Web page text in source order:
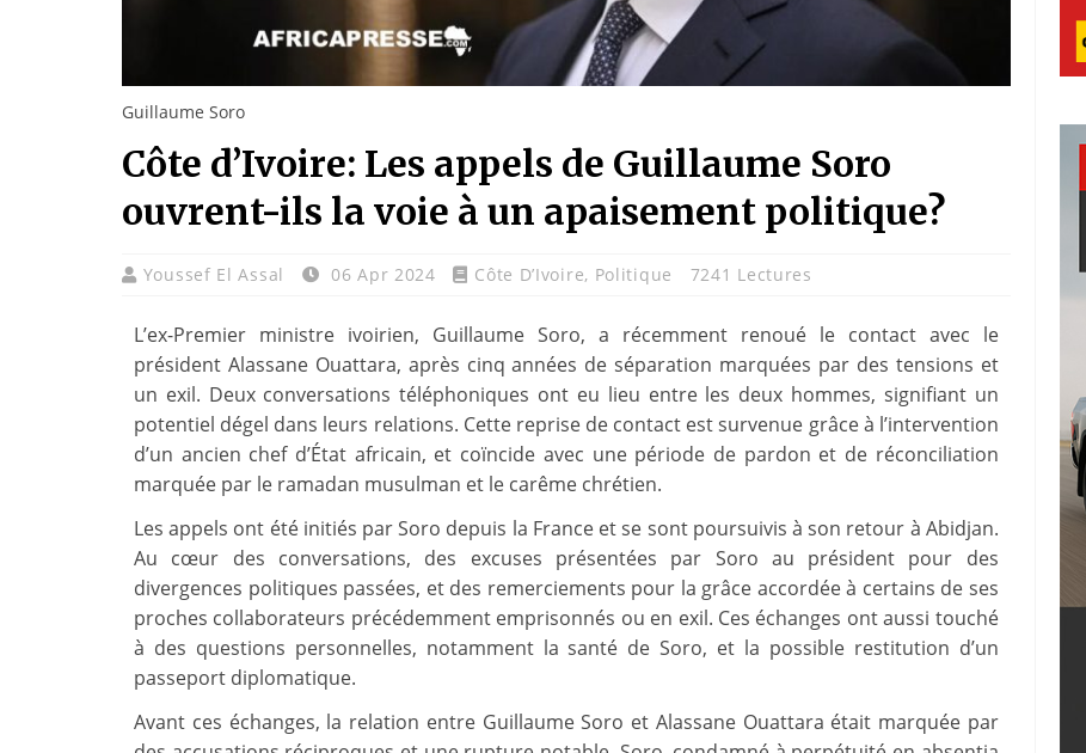
Guillaume Soro
Côte d’Ivoire: Les appels de Guillaume Soro
ouvrent-ils la voie à un apaisement politique?
Youssef El Assal 06 Apr 2024 Côte D’Ivoire, Politique 7241 Lectures
L’ex-Premier ministre ivoirien, Guillaume Soro, a récemment renoué le contact avec le
président Alassane Ouattara, après cinq années de séparation marquées par des tensions et
un exil. Deux conversations téléphoniques ont eu lieu entre les deux hommes, signifiant un
potentiel dégel dans leurs relations. Cette reprise de contact est survenue grâce à l’intervention
d’un ancien chef d’État africain, et coïncide avec une période de pardon et de réconciliation
marquée par le ramadan musulman et le carême chrétien.
Les appels ont été initiés par Soro depuis la France et se sont poursuivis à son retour à Abidjan.
Au cœur des conversations, des excuses présentées par Soro au président pour des
divergences politiques passées, et des remerciements pour la grâce accordée à certains de ses
proches collaborateurs précédemment emprisonnés ou en exil. Ces échanges ont aussi touché
à des questions personnelles, notamment la santé de Soro, et la possible restitution d’un
passeport diplomatique.
Avant ces échanges, la relation entre Guillaume Soro et Alassane Ouattara était marquée par